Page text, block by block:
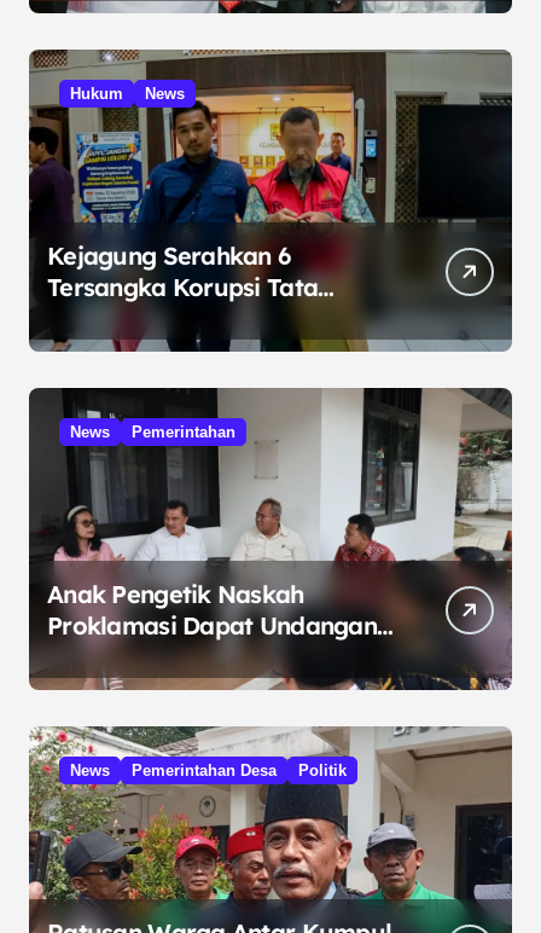
Hukum News
Kejagung Serahkan 6
Tersangka Korupsi Tata
Kelola Minyak ke Penuntut
Umum
News Pemerintahan
Anak Pengetik Naskah
Proklamasi Dapat Undangan
HUT RI dari Presiden
Prabowo
News Pemerintahan Desa Politik